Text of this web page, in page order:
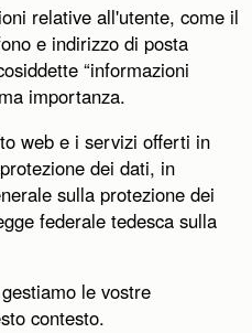
relative all'utente, come il
e indirizzo di posta
“informazioni
importanza.
web e i servizi offerti in
dei dati, in
sulla protezione dei
federale tedesca sulla
le vostre
contesto.